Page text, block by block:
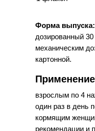
Применение
взрослым по 4
один раз в день
кормящим
рекомендации и
Форма выпуска:
дозированный
механическим
картонной.